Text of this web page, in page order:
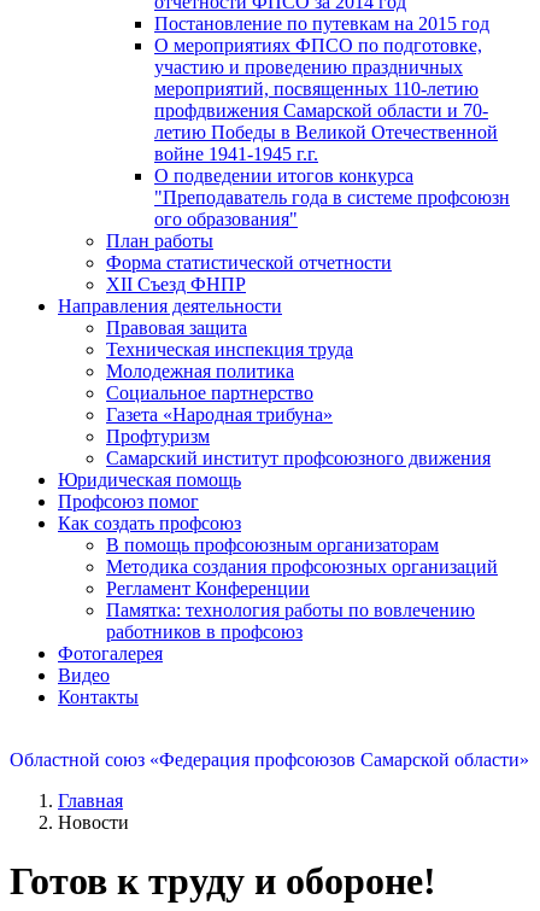
Постановление по путевкам на 2015 год
О мероприятиях ФПСО по подготовке,
участию и проведению праздничных
мероприятий, посвященных 110-летию
профдвижения Самарской области и 70-
летию Победы в Великой Отечественной
войне 1941-1945 г.г.
О подведении итогов конкурса
"Преподаватель года в системе профсоюзн
ого образования"
План работы
Форма статистической отчетности
XII Съезд ФНПР
Направления деятельности
Правовая защита
Техническая инспекция труда
Молодежная политика
Социальное партнерство
Газета «Народная трибуна»
Профтуризм
Самарский институт профсоюзного движения
Юридическая помощь
Профсоюз помог
Как создать профсоюз
В помощь профсоюзным организаторам
Методика создания профсоюзных организаций
Регламент Конференции
Памятка: технология работы по вовлечению
работников в профсоюз
Фотогалерея
Видео
Контакты
Областной союз «Федерация профсоюзов Самарской области»
Главная
Новости
Готов к труду и обороне!